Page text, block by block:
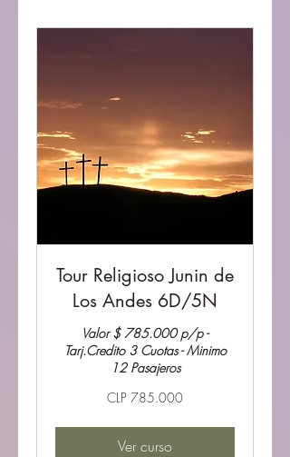
Tour Religioso Junin de
Los Andes 6D/5N
Valor $ 785.000 p/p -
Tarj.Credito 3 Cuotas - Minimo
12 Pasajeros
CLP 785.000
Ver curso